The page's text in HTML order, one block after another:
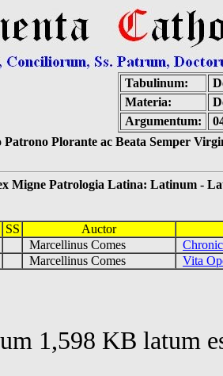
Tabulinum:
Materia:
Argumentum:
Plorante ac Beata Semper
Patrologia Latina: Latinum -
SS
Auctor
Marcellinus Comes
Marcellinus Comes Vita
1,598 KB latum